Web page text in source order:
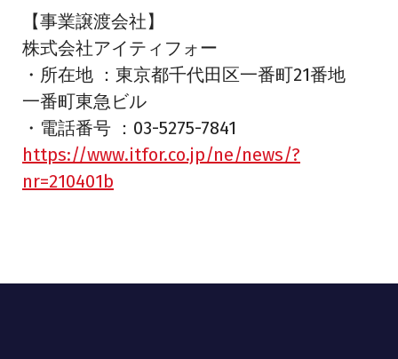
【事業譲渡会社】
株式会社アイティフォー
・所在地 ：東京都千代田区一番町21番地
一番町東急ビル
・電話番号 ：03-5275-7841
https://www.itfor.co.jp/ne/news/?
nr=210401b